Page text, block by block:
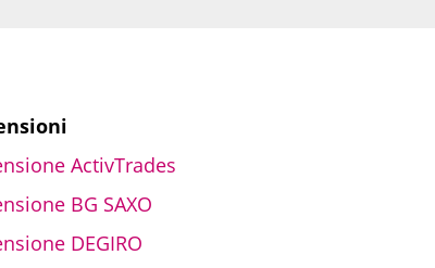
ActivTrades
BG SAXO
DEGIRO